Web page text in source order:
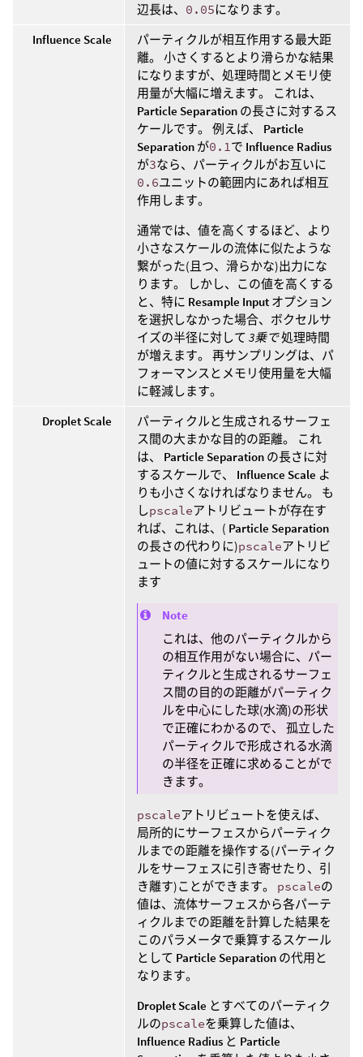
辺長は、 0.05になります。
Influence Scale
パーティクルが相互作用する最大距
離。 小さくするとより滑らかな結果
になりますが、処理時間とメモリ使
用量が大幅に増えます。 これは、
Particle Separation の長さに対するス
ケールです。 例えば、 Particle
Separation が0.1 で Influence Radius
が3なら、パーティクルがお互いに
0.6ユニットの範囲内にあれば相互
作用します。
通常では、値を高くするほど、より
小さなスケールの流体に似たような
繋がった(且つ、滑らかな)出力にな
ります。 しかし、この値を高くする
と、特に Resample Input オプション
を選択しなかった場合、ボクセルサ
イズの半径に対して 3乗で処理時間
が増えます。 再サンプリングは、パ
フォーマンスとメモリ使用量を大幅
に軽減します。
Droplet Scale
パーティクルと生成されるサーフェ
ス間の大まかな目的の距離。 これ
は、 Particle Separation の長さに対
するスケールで、 Influence Scale よ
りも小さくなければなりません。 も
しpscaleアトリビュートが存在す
れば、これは、( Particle Separation
の長さの代わりに)pscaleアトリビ
ュートの値に対するスケールになり
ます
Note
これは、他のパーティクルから
の相互作用がない場合に、パー
ティクルと生成されるサーフェ
ス間の目的の距離がパーティク
ルを中心にした球(水滴)の形状
で正確にわかるので、 孤立した
パーティクルで形成される水滴
の半径を正確に求めることがで
きます。
pscaleアトリビュートを使えば、
局所的にサーフェスからパーティク
ルまでの距離を操作する(パーティク
ルをサーフェスに引き寄せたり、引
き離す)ことができます。 pscaleの
値は、流体サーフェスから各パーテ
ィクルまでの距離を計算した結果を
このパラメータで乗算するスケール
として Particle Separation の代用と
なります。
Droplet Scale とすべてのパーティク
ルのpscaleを乗算した値は、
Influence Radius と Particle